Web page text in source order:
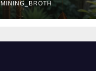
колокольчиков
MINING_BROTH